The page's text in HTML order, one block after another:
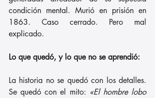
condición mental. Murió en prisión en
1863. Caso cerrado. Pero mal
explicado.
Lo que quedó, y lo que no se aprendió:
La historia no se quedó con los detalles.
Se quedó con el mito: «El hombre lobo